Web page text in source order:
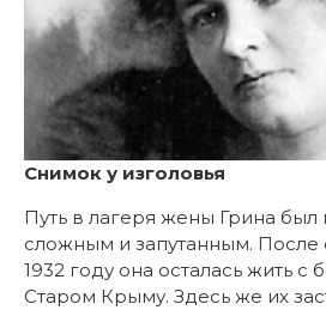
Снимок у изголовья
Путь в лагеря жены Грина был
сложным и запутанным. После
1932 году она осталась жить с
Старом Крыму. Здесь же их